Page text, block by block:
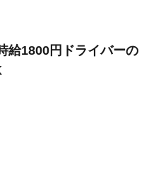
給1800円ドライバーの